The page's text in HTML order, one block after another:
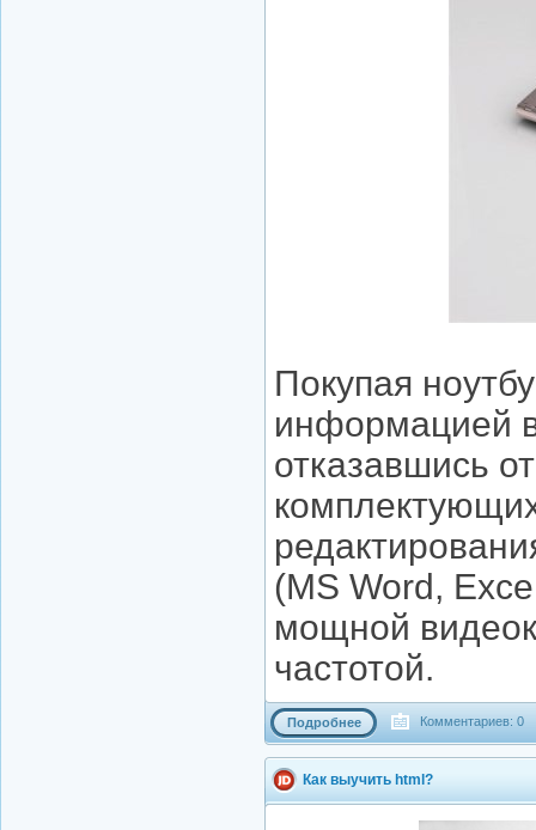
Покупая
информацией
отказавшись
(MS Word,
мощной
частотой.
Подробнее Комментариев: 0
Как выучить html?